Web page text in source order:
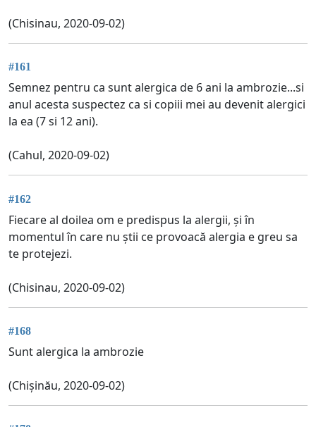
(Chisinau, 2020-09-02)
#161
Semnez pentru ca sunt alergica de 6 ani la ambrozie...si
anul acesta suspectez ca si copiii mei au devenit alergici
la ea (7 si 12 ani).
(Cahul, 2020-09-02)
#162
Fiecare al doilea om e predispus la alergii, și în
momentul în care nu știi ce provoacă alergia e greu sa
te protejezi.
(Chisinau, 2020-09-02)
#168
Sunt alergica la ambrozie
(Chișinău, 2020-09-02)